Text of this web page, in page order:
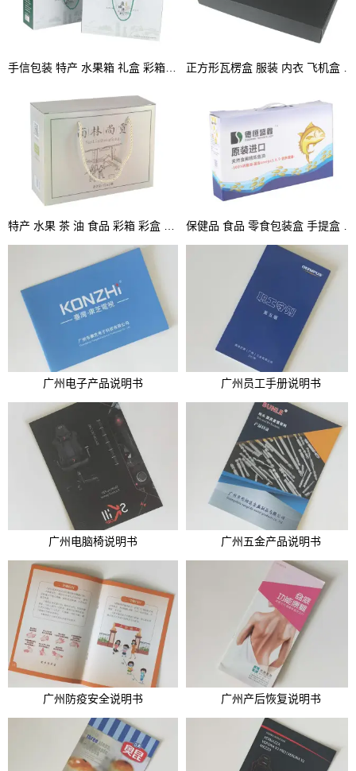
广州电子产品说明书 广州员工手册说明书
广州电脑椅说明书 广州五金产品说明书
广州防疫安全说明书 广州产后恢复说明书